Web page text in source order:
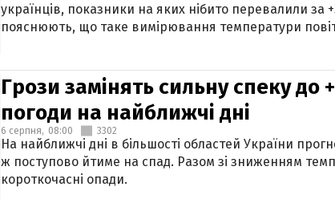
українців, показники на яких нібито перевалили за
пояснюють, що таке вимірювання температури
Грози замінять сильну спеку до
погоди на найближчі дні
6 серпня, 08:00 3302
На найближчі дні в більшості областей України
ж поступово йтиме на спад. Разом зі зниженням
короткочасні опади.